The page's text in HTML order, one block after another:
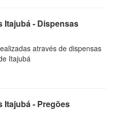
Itajubá - Dispensas
através de dispensas
Itajubá
Itajubá - Pregões